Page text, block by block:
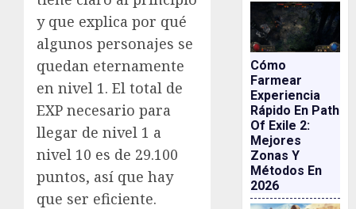
y que explica por qué
algunos personajes se
quedan eternamente
en nivel 1. El total de
EXP necesario para
llegar de nivel 1 a
nivel 10 es de 29.100
puntos, así que hay
que ser eficiente.
Cómo
Farmear
Experiencia
Rápido En Path
Of Exile 2:
Mejores
Zonas Y
Métodos En
2026